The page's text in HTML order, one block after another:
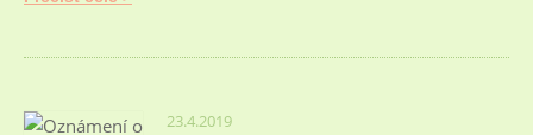
23.4.2019